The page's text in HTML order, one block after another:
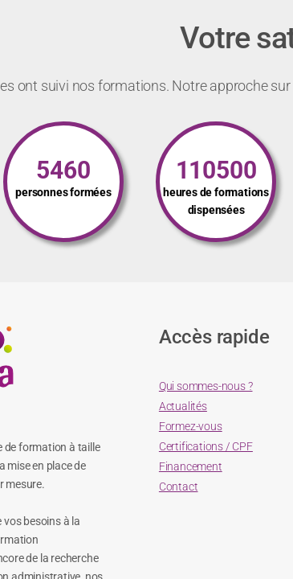
Votre
ont suivi nos formations. Notre approche
5460
personnes formées
110500
heures de formations
dispensées
de formation à taille
mise en place de
mesure.
vos besoins à la
de la recherche
administrative, nos
Accès rapide
Qui sommes-nous ?
Actualités
Formez-vous
Certifications / CPF
Financement
Contact